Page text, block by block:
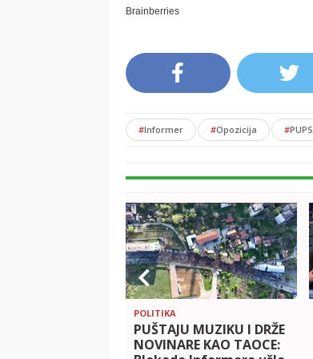
#Informer #Opozicija #PUPS
POLITIKA
PUŠTAJU MUZIKU I DRŽE
NOVINARE KAO TAOCE: